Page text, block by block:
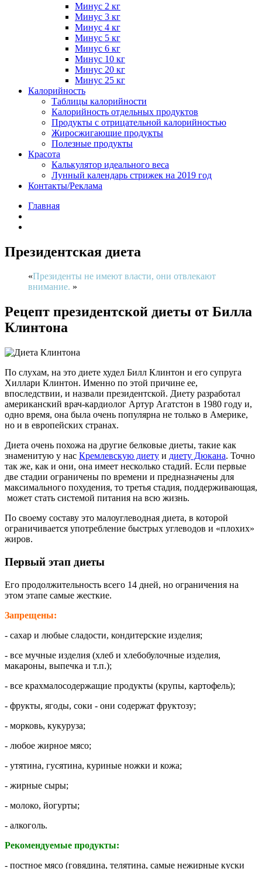
Минус 2 кг
Минус 3 кг
Минус 4 кг
Минус 5 кг
Минус 6 кг
Минус 10 кг
Минус 20 кг
Минус 25 кг
Калорийность
Таблицы калорийности
Калорийность отдельных продуктов
Продукты с отрицательной калорийностью
Жиросжигающие продукты
Полезные продукты
Красота
Калькулятор идеального веса
Лунный календарь стрижек на 2019 год
Контакты/Реклама
Главная
Президентская диета
Президенты не имеют власти, они отвлекают
внимание.
Рецепт президентской диеты от Билла
Клинтона
По слухам, на это диете худел Билл Клинтон и его супруга
Хиллари Клинтон. Именно по этой причине ее,
впоследствии, и назвали президентской. Диету разработал
американский врач-кардиолог Артур Агатстон в 1980 году и,
одно время, она была очень популярна не только в Америке,
но и в европейских странах.
Диета очень похожа на другие белковые диеты, такие как
знаменитую у нас Кремлевскую диету и диету Дюкана. Точно
так же, как и они, она имеет несколько стадий. Если первые
две стадии ограничены по времени и предназначены для
максимального похудения, то третья стадия, поддерживающая,
может стать системой питания на всю жизнь.
По своему составу это малоуглеводная диета, в которой
ограничивается употребление быстрых углеводов и «плохих»
жиров.
Первый этап диеты
Его продолжительность всего 14 дней, но ограничения на
этом этапе самые жесткие.
Запрещены:
- сахар и любые сладости, кондитерские изделия;
- все мучные изделия (хлеб и хлебобулочные изделия,
макароны, выпечка и т.п.);
- все крахмалосодержащие продукты (крупы, картофель);
- фрукты, ягоды, соки - они содержат фруктозу;
- морковь, кукуруза;
- любое жирное мясо;
- утятина, гусятина, куриные ножки и кожа;
- жирные сыры;
- молоко, йогурты;
- алкоголь.
Рекомендуемые продукты:
- постное мясо (говядина, телятина, самые нежирные куски